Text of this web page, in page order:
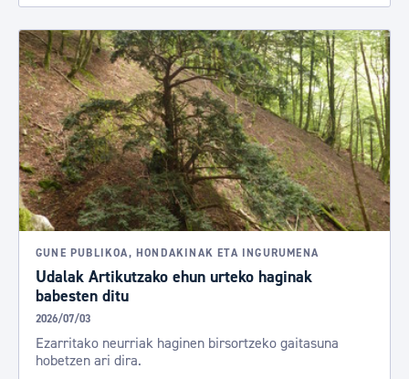
GUNE PUBLIKOA, HONDAKINAK ETA INGURUMENA
Udalak Artikutzako ehun urteko haginak
babesten ditu
2026/07/03
Ezarritako neurriak haginen birsortzeko gaitasuna
hobetzen ari dira.